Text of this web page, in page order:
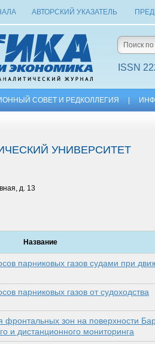
АВТОРСКИЙ УКАЗАТЕЛЬ
ISSN
СОВЕТ И РЕДКОЛЛЕГИЯ
УНИВЕРСИТЕТ
д. 13
Название
парниковых газов судами при
парниковых газов от судоходства
зон на поверхности
и дистанционного мониторинга